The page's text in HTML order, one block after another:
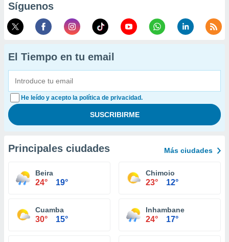
Síguenos
El Tiempo en tu email
He leído y acepto la política de privacidad.
Principales ciudades Más ciudades
Beira
24° 19°
Chimoio
23° 12°
Cuamba
30° 15°
Inhambane
24° 17°